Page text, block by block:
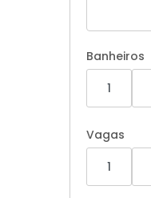
Banheiros
1
Vagas
1